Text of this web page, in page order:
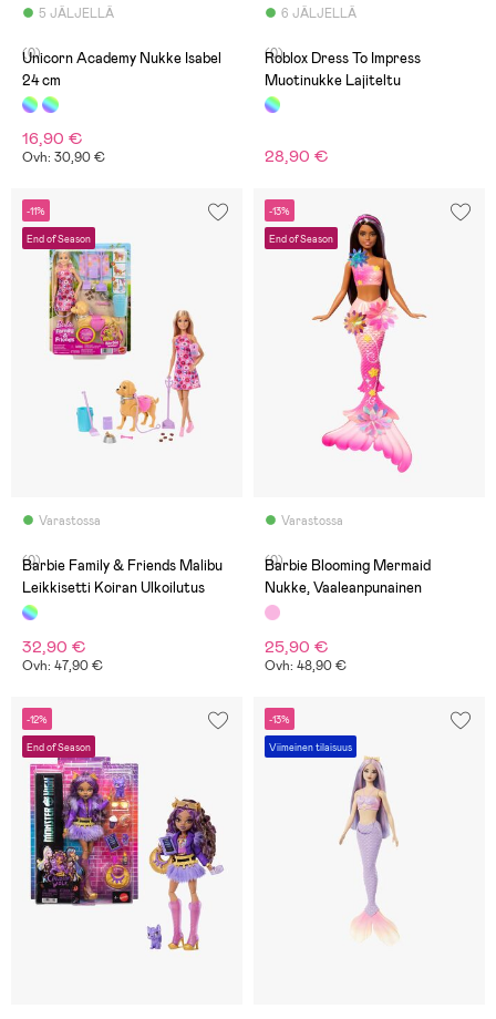
5 JÄLJELLÄ
(0)
Unicorn Academy Nukke Isabel
24 cm
16,90 €
Ovh: 30,90 €
6 JÄLJELLÄ
(0)
Roblox Dress To Impress
Muotinukke Lajiteltu
28,90 €
-11%
End of Season
Varastossa
(0)
Barbie Family & Friends Malibu
Leikkisetti Koiran Ulkoilutus
32,90 €
Ovh: 47,90 €
-13%
End of Season
Varastossa
(0)
Barbie Blooming Mermaid
Nukke, Vaaleanpunainen
25,90 €
Ovh: 48,90 €
-12%
End of Season
-13%
Viimeinen tilaisuus